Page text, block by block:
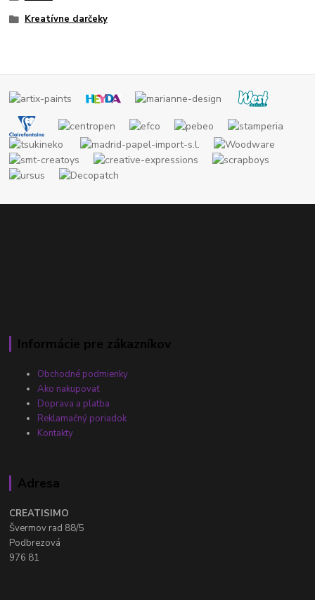
Kreatívne darčeky
Informácie pre zákazníkov
Obchodné podmienky
Ako nakupovať
Doprava a platba
Reklamačný poriadok
Kontakty
Adresa
CREATISIMO
Švermov rad 88/5
Podbrezová
976 81